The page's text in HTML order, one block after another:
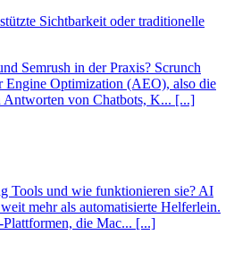
Sichtbarkeit oder traditionelle
Semrush in der Praxis? Scrunch
Engine Optimization (AEO), also die
Antworten von Chatbots, K... [...]
Tools und wie funktionieren sie? AI
mehr als automatisierte Helferlein.
die Mac... [...]